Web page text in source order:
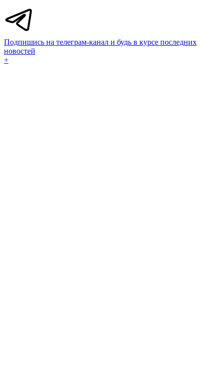
Подпишись на телеграм-канал и будь в курсе последних
новостей
+